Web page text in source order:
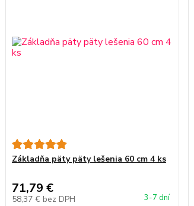
Základňa päty päty lešenia 60 cm 4 ks
71,79 €
58,37 € bez DPH 3-7 dní